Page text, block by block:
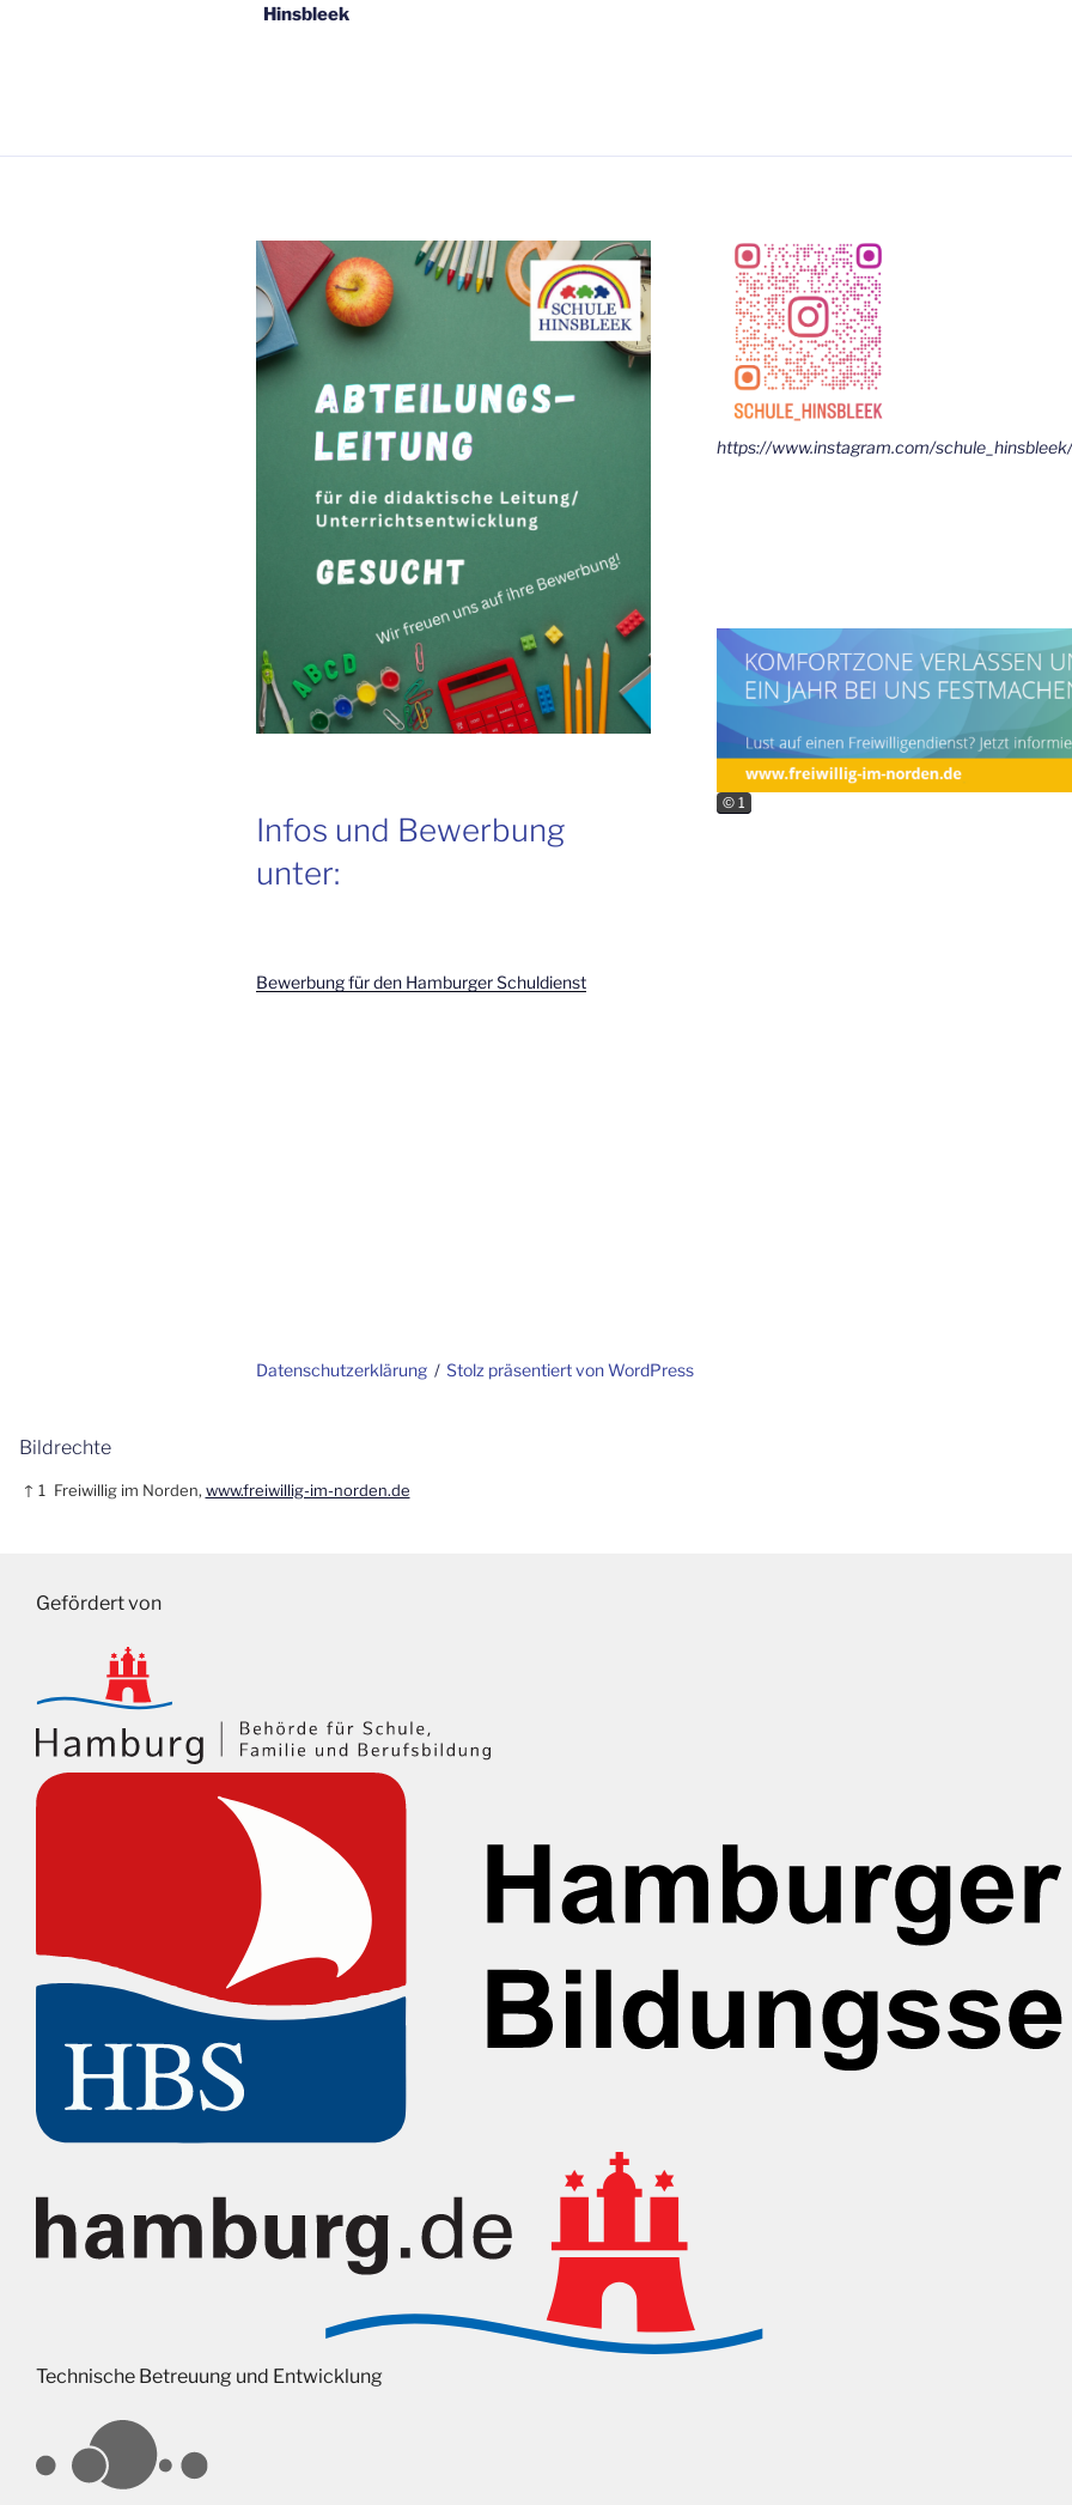
Hinsbleek
Infos und Bewerbung
unter:
Bewerbung für den Hamburger Schuldienst
https://www.instagram.com/schule_hinsbleek/
© 1
Datenschutzerklärung Stolz präsentiert von WordPress
Bildrechte
↑ 1 Freiwillig im Norden, www.freiwillig-im-norden.de
Gefördert von
Technische Betreuung und Entwicklung